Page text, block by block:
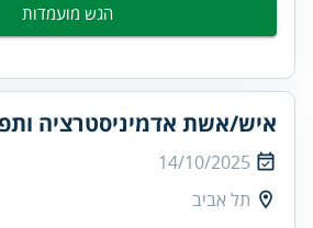
הגש מועמדות
איש/אשת אדמיניסטרציה
14/10/2025
תל אביב